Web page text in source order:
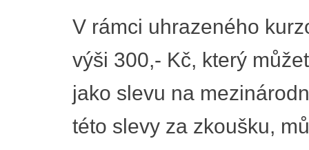
V rámci uhrazeného
výši 300,- Kč, který
jako slevu na
této slevy za zkoušku,